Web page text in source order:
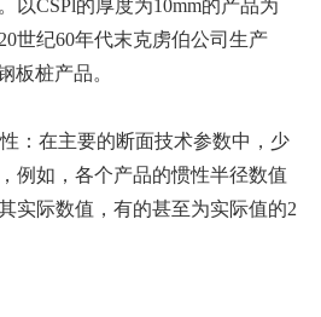
以CSPl的厚度为10mm的产品为
世纪60年代末克虏伯公司生产
板桩产品。
在主要的断面技术参数中，少
例如，各个产品的惯性半径数值
实际数值，有的甚至为实际值的2